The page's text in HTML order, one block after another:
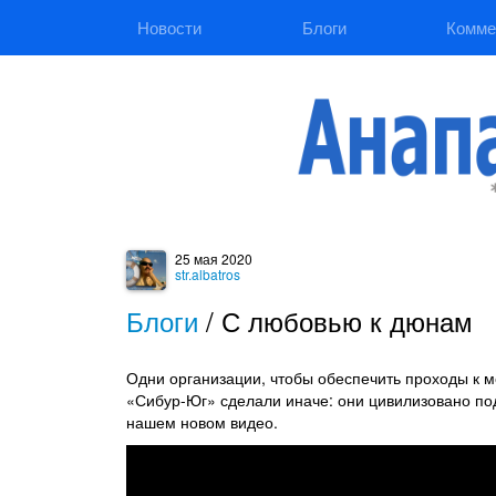
Новости Блоги
25 мая 2020
str.albatros
Блоги / С любовью к дюнам
Одни организации, чтобы обеспечить проходы
«Сибур-Юг» сделали иначе: они цивилизовано
нашем новом видео.